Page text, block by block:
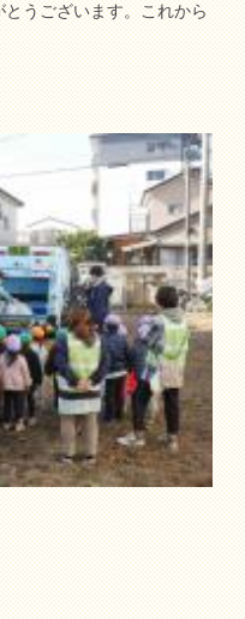
うございます。これから